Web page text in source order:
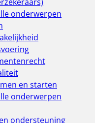
onderwerpen
en starten
onderwerpen
ondersteuning